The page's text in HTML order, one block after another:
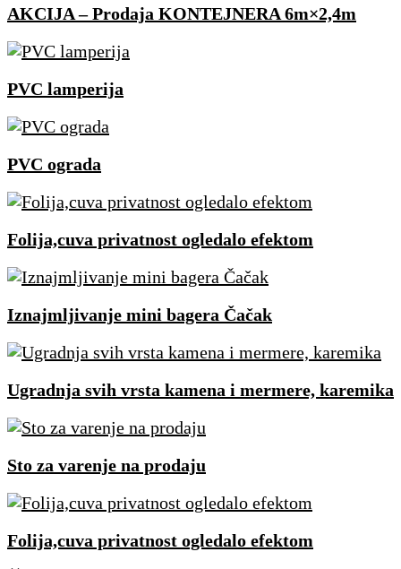
AKCIJA – Prodaja KONTEJNERA 6m×2,4m
PVC lamperija
PVC ograda
Folija,cuva privatnost ogledalo efektom
Iznajmljivanje mini bagera Čačak
Ugradnja svih vrsta kamena i mermere, karemika
Sto za varenje na prodaju
Folija,cuva privatnost ogledalo efektom